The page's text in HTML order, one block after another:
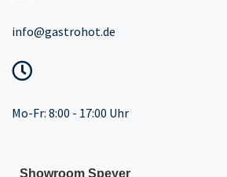
info@gastrohot.de
Mo-Fr: 8:00 - 17:00 Uhr
Showroom Speyer